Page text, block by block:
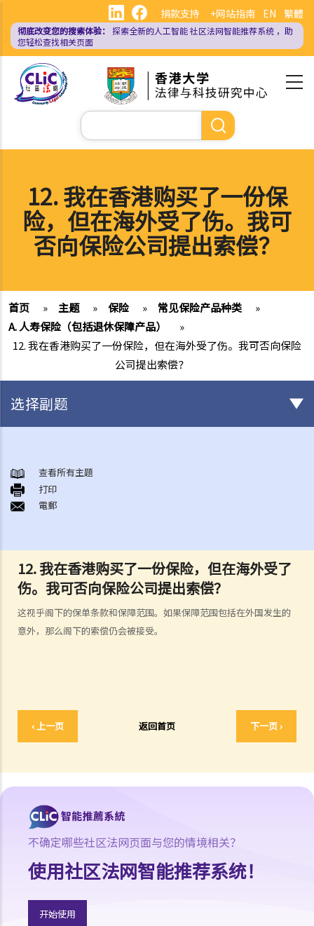
主
EN 繁體
捐款支持 +网站指南
彻底改变您的搜索体验： 探索全新的人工智能社区法网智能推荐系统 ，助
您轻松查找相关页面
搜
索
12. 我在香港购买了一份保
险，但在海外受了伤。我可
否向保险公司提出索偿？
首页 » 主题 » 保险 » 常见保险产品种类
»
A. 人寿保险（包括退休保障产品）
»
12. 我在香港购买了一份保险，但在海外受了伤。我可否向保险
公司提出索偿？
12.我在香港购买了一份保险，但在海外受了
伤。我可否向保险公司提出索偿？
这视乎阁下的保单条款和保障范围。如果保障范围包括在外国发生的
意外，那么阁下的索偿仍会被接受。
‹ 上一页 返回首页 下一页 ›
选择副题
1. 投保人或保单持有人可能没有向保险公司披露所有个人资料。没有这
样的披露会导致索偿被拒绝吗？哪些重要事实必须披露？
2. 除上述问题外，若一些没有披露的资料与该项索偿无关（例如，我因
项索偿吗？
3. 保险单中常见的「不保项目」是甚么？
4. 我迟了一周（或一个月）缴交保费。我的保单仍然有效吗？如果在缴
5. 保险公司延迟处理我的索偿申请。我可以因为这样的延误索取利息
我可以透过甚么渠道购买保险产品?
a. 保险中介人
（insurance broker）。两者的角色或职责有甚么分别？他们的专业资
格又有何不同？他们是否需要在认可机构注册后才可工作？
2. 在新的监管制度下，对持牌保险中介人、保险代理机构或保险经纪公
司负责人有甚么要求?
3. 持牌保险中介人须遵从任何专业操守守则吗?
4. 保险业监管局有甚么权力持牌保险中介人确保保险中介人遵从法规，
以及处理他们的不当行为?
5. 我对赔偿金额及保险代理 / 保险公司的行为极之不满。我应否诉诸法
查看所有主題
打印
電郵
不确定哪些社区法网页面与您的情境相关？
使用社区法网智能推荐系统！
开始使用